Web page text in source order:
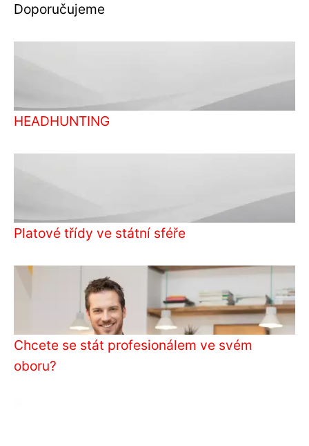
Doporučujeme
HEADHUNTING
Platové třídy ve státní sféře
Chcete se stát profesionálem ve svém
oboru?